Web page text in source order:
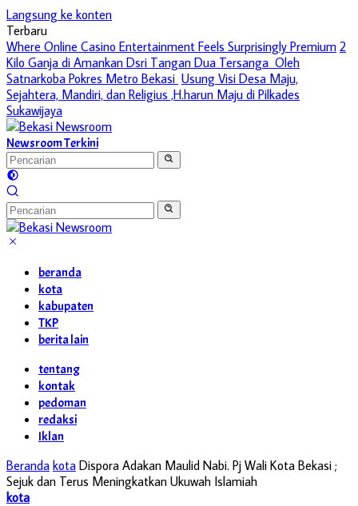
Langsung ke konten
Terbaru
Where Online Casino Entertainment Feels Surprisingly Premium 2
Kilo Ganja di Amankan Dsri Tangan Dua Tersanga Oleh
Satnarkoba Pokres Metro Bekasi Usung Visi Desa Maju,
Sejahtera, Mandiri, dan Religius ,H.harun Maju di Pilkades
Sukawijaya
Newsroom Terkini
beranda
kota
kabupaten
TKP
berita lain
tentang
kontak
pedoman
redaksi
Iklan
Beranda kota Dispora Adakan Maulid Nabi. Pj Wali Kota Bekasi ;
Sejuk dan Terus Meningkatkan Ukuwah Islamiah
kota